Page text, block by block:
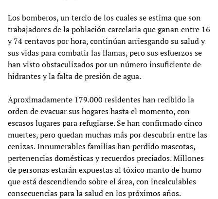
Los bomberos, un tercio de los cuales se estima que son
trabajadores de la población carcelaria que ganan entre 16
y 74 centavos por hora, continúan arriesgando su salud y
sus vidas para combatir las llamas, pero sus esfuerzos se
han visto obstaculizados por un número insuficiente de
hidrantes y la falta de presión de agua.
Aproximadamente 179.000 residentes han recibido la
orden de evacuar sus hogares hasta el momento, con
escasos lugares para refugiarse. Se han confirmado cinco
muertes, pero quedan muchas más por descubrir entre las
cenizas. Innumerables familias han perdido mascotas,
pertenencias domésticas y recuerdos preciados. Millones
de personas estarán expuestas al tóxico manto de humo
que está descendiendo sobre el área, con incalculables
consecuencias para la salud en los próximos años.